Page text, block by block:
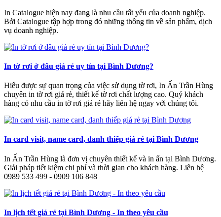
In Catalogue hiện nay đang là nhu cầu tất yếu của doanh nghiệp.
Bởi Catalogue tập hợp trong đó những thông tin về sản phẩm, dịch
vụ doanh nghiệp.
In tờ rơi ở đâu giá rẻ uy tín tại Bình Dương?
Hiểu được sự quan trọng của việc sử dụng tờ rơi, In Ấn Trần Hùng
chuyên in tờ rơi giá rẻ, thiết kế tờ rơi chất lượng cao. Quý khách
hàng có nhu cầu in tờ rơi giá rẻ hãy liên hệ ngay với chúng tôi.
In card visit, name card, danh thiếp giá rẻ tại Bình Dương
In Ấn Trần Hùng là đơn vị chuyên thiết kế và in ấn tại Bình Dương.
Giải pháp tiết kiệm chi phí và thời gian cho khách hàng. Liên hệ
0989 533 499 - 0909 106 848
In lịch tết giá rẻ tại Bình Dương - In theo yêu cầu